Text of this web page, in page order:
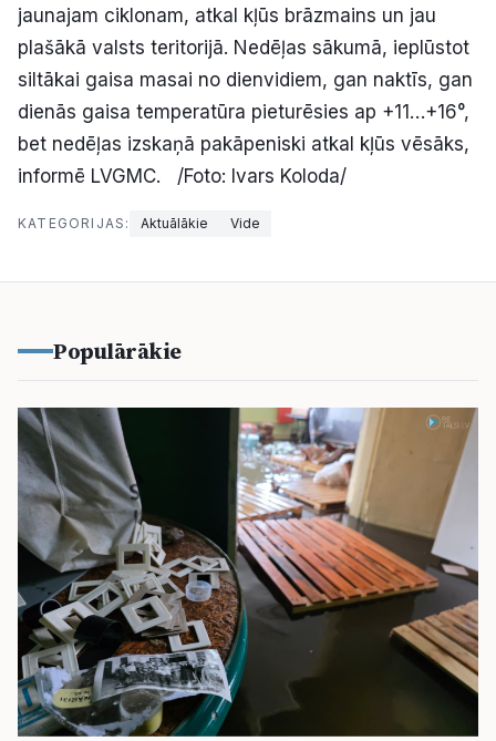
jaunajam ciklonam, atkal kļūs brāzmains un jau
plašākā valsts teritorijā. Nedēļas sākumā, ieplūstot
siltākai gaisa masai no dienvidiem, gan naktīs, gan
dienās gaisa temperatūra pieturēsies ap +11…+16°,
bet nedēļas izskaņā pakāpeniski atkal kļūs vēsāks,
informē LVGMC. /Foto: Ivars Koloda/
KATEGORIJAS: Aktuālākie Vide
Populārākie